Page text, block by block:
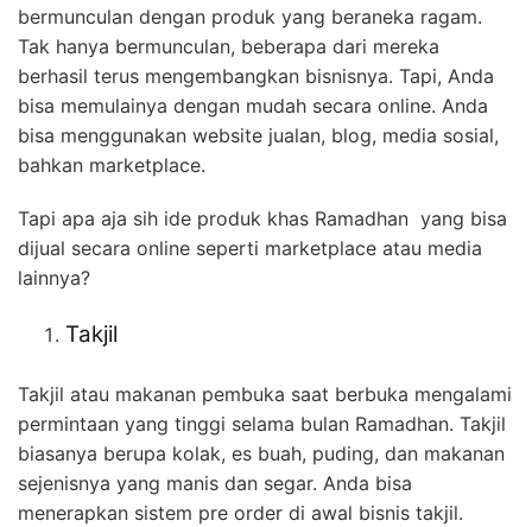
bermunculan dengan produk yang beraneka ragam.
Tak hanya bermunculan, beberapa dari mereka
berhasil terus mengembangkan bisnisnya. Tapi, Anda
bisa memulainya dengan mudah secara online. Anda
bisa menggunakan website jualan, blog, media sosial,
bahkan marketplace.
Tapi apa aja sih ide produk khas Ramadhan yang bisa
dijual secara online seperti marketplace atau media
lainnya?
Takjil
Takjil atau makanan pembuka saat berbuka mengalami
permintaan yang tinggi selama bulan Ramadhan. Takjil
biasanya berupa kolak, es buah, puding, dan makanan
sejenisnya yang manis dan segar. Anda bisa
menerapkan sistem pre order di awal bisnis takjil.